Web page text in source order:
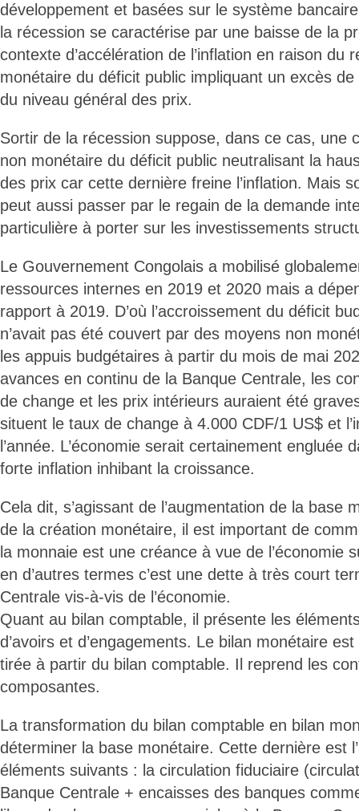
développement et basées sur le système
la récession se caractérise par une baisse de la
contexte d’accélération de l’inflation en raison du
monétaire du déficit public impliquant un excès
du niveau général des prix.
Sortir de la récession suppose, dans ce cas, une
non monétaire du déficit public neutralisant la
des prix car cette dernière freine l’inflation. Mais
peut aussi passer par le regain de la demande
particulière à porter sur les investissements
Le Gouvernement Congolais a mobilisé
ressources internes en 2019 et 2020 mais a
rapport à 2019. D’où l’accroissement du déficit
n’avait pas été couvert par des moyens non
les appuis budgétaires à partir du mois de mai
avances en continu de la Banque Centrale, les
de change et les prix intérieurs auraient été
situent le taux de change à 4.000 CDF/1 US$ et
l’année. L’économie serait certainement engluée
forte inflation inhibant la croissance.
Cela dit, s’agissant de l’augmentation de la base
de la création monétaire, il est important de
la monnaie est une créance à vue de l’économie
en d’autres termes c’est une dette à très court
Centrale vis-à-vis de l’économie.
Quant au bilan comptable, il présente les
d’avoirs et d’engagements. Le bilan monétaire
tirée à partir du bilan comptable. Il reprend les
composantes.
La transformation du bilan comptable en bilan
déterminer la base monétaire. Cette dernière est
éléments suivants : la circulation fiduciaire
Banque Centrale + encaisses des banques